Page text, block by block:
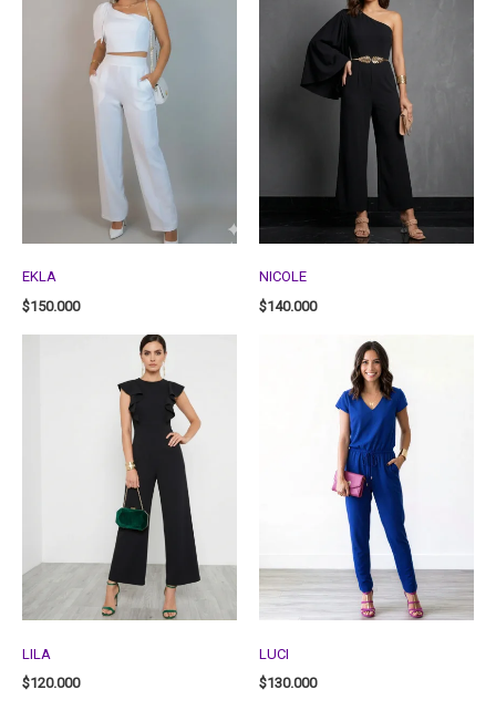
EKLA
$150.000
NICOLE
$140.000
LILA
$120.000
LUCI
$130.000